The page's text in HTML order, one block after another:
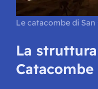
Le catacombe di San
La